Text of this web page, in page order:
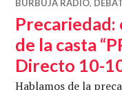
BURBUJA RADIO,
de la casta
Directo 10-
Hablamos de la